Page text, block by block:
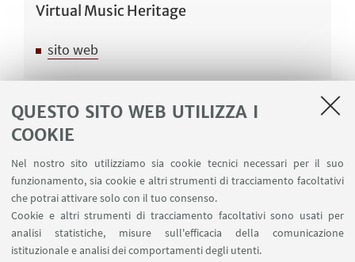
QUESTO SITO WEB UTILIZZA I
COOKIE
Nel nostro sito utilizziamo sia cookie tecnici necessari per il suo
funzionamento, sia cookie e altri strumenti di tracciamento facoltativi
che potrai attivare solo con il tuo consenso.
Cookie e altri strumenti di tracciamento facoltativi sono usati per
analisi statistiche, misure sull'efficacia della comunicazione
istituzionale e analisi dei comportamenti degli utenti.
Virtual Music Heritage
sito web
IMS Study Group “Transmission of
Knowledge as a Primary Aim in Music
Education”
The current mission statements of the IMS
Study Group “Transmission of Knowledge”